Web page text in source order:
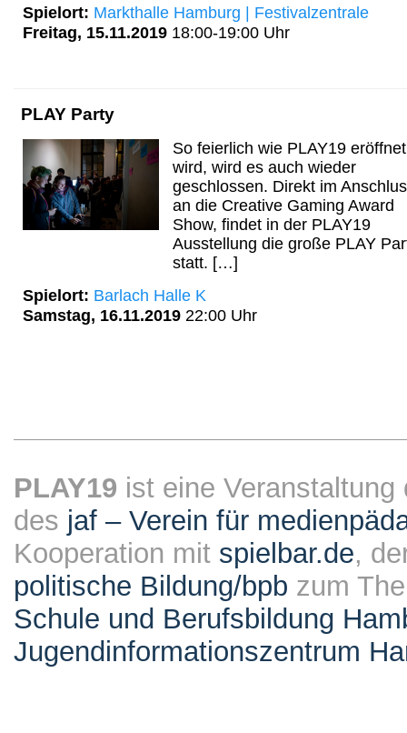
Spielort: Markthalle Hamburg | Festivalzentrale
Freitag, 15.11.2019 18:00-19:00 Uhr
PLAY Party
So feierlich wie PLAY19 eröffnet
wird, wird es auch wieder
geschlossen. Direkt im
an die Creative Gaming Award
Show, findet in der PLAY19
Ausstellung die große PLAY
statt. […]
Spielort: Barlach Halle K
Samstag, 16.11.2019 22:00 Uhr
PLAY19 ist eine
des jaf – Verein für
Kooperation mit spielbar.de,
politische Bildung/bpb zum
Schule und Berufsbildung
Jugendinformationszentrum